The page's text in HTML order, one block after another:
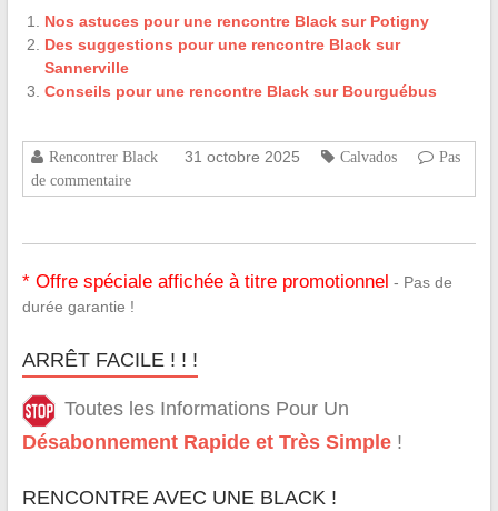
Nos astuces pour une rencontre Black sur Potigny
Des suggestions pour une rencontre Black sur
Sannerville
Conseils pour une rencontre Black sur Bourguébus
Rencontrer Black 31 octobre 2025 Calvados
Pas
de commentaire
* Offre spéciale affichée à titre promotionnel - Pas de
durée garantie !
ARRÊT FACILE ! ! !
Toutes les Informations Pour Un
Désabonnement Rapide et Très Simple!
RENCONTRE AVEC UNE BLACK !